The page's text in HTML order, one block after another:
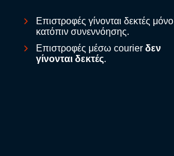
Επιστροφές γίνονται δεκτές μόνο
κατόπιν συνεννόησης.
Επιστροφές μέσω courier δεν
γίνονται δεκτές.